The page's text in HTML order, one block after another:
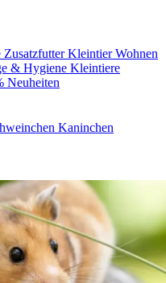
Kleintier Wohnen
& Hygiene Kleintiere
Neuheiten
Kaninchen